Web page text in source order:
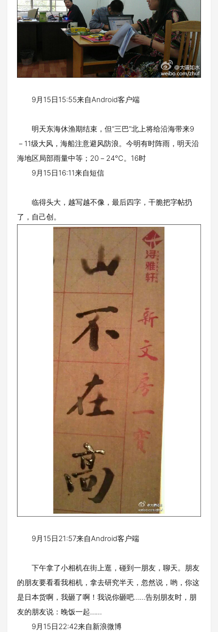
9月15日15:55来自Android客户端
明天东海休渔期结束，但“三巴”北上将给沿海带来9
－11级大风，海船注意避风防浪。今明有时阵雨，明天沿
海地区局部雨量中等；20－24℃。16时
9月15日16:11来自短信
临得头大，越写越不像，最后四字，干脆把字帖扔
了，自己创。
9月15日21:57来自Android客户端
下午拿了小相机在街上逛，碰到一朋友，聊天。朋友
的朋友要看看我相机，拿去研究半天，忽然说，哟，你这
是日本货啊，我砸了啊！我说你砸吧……告别朋友时，朋
友的朋友说：晚饭一起……
9月15日22:42来自新浪微博